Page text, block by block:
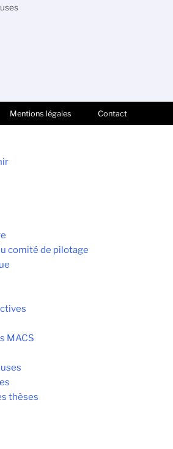
Mentions légales Contact
comité de pilotage
MACS
thèses